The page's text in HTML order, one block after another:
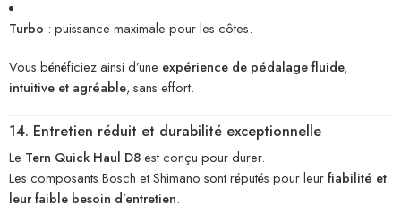
Turbo : puissance maximale pour les côtes.
Vous bénéficiez ainsi d’une expérience de pédalage fluide,
intuitive et agréable, sans effort.
14. Entretien réduit et durabilité exceptionnelle
Le Tern Quick Haul D8est conçu pour durer.
Les composants Bosch et Shimano sont réputés pour leurfiabilité et
leur faible besoin d’entretien.